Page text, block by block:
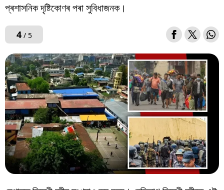
প্ৰশাসনিক দৃষ্টিকোণৰ পৰা সুবিধাজনক।
4/ 5